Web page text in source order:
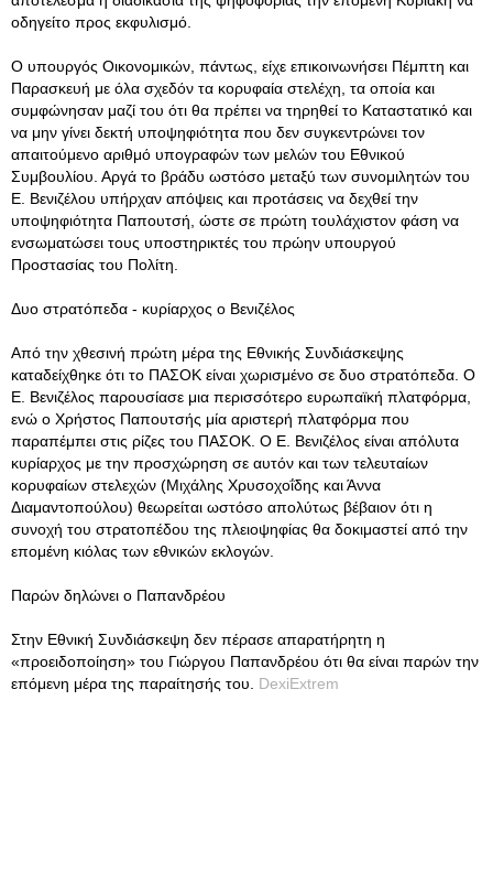
οδηγείτο προς εκφυλισμό.
Ο υπουργός Οικονομικών, πάντως, είχε επικοινωνήσει Πέμπτη και
Παρασκευή με όλα σχεδόν τα κορυφαία στελέχη, τα οποία και
συμφώνησαν μαζί του ότι θα πρέπει να τηρηθεί το Καταστατικό και
να μην γίνει δεκτή υποψηφιότητα που δεν συγκεντρώνει τον
απαιτούμενο αριθμό υπογραφών των μελών του Εθνικού
Συμβουλίου. Αργά το βράδυ ωστόσο μεταξύ των συνομιλητών του
Ε. Βενιζέλου υπήρχαν απόψεις και προτάσεις να δεχθεί την
υποψηφιότητα Παπουτσή, ώστε σε πρώτη τουλάχιστον φάση να
ενσωματώσει τους υποστηρικτές του πρώην υπουργού
Προστασίας του Πολίτη.
Δυο στρατόπεδα - κυρίαρχος ο Βενιζέλος
Από την χθεσινή πρώτη μέρα της Εθνικής Συνδιάσκεψης
καταδείχθηκε ότι το ΠΑΣΟΚ είναι χωρισμένο σε δυο στρατόπεδα. Ο
Ε. Βενιζέλος παρουσίασε μια περισσότερο ευρωπαϊκή πλατφόρμα,
ενώ ο Χρήστος Παπουτσής μία αριστερή πλατφόρμα που
παραπέμπει στις ρίζες του ΠΑΣΟΚ. Ο Ε. Βενιζέλος είναι απόλυτα
κυρίαρχος με την προσχώρηση σε αυτόν και των τελευταίων
κορυφαίων στελεχών (Μιχάλης Χρυσοχοΐδης και Άννα
Διαμαντοπούλου) θεωρείται ωστόσο απολύτως βέβαιον ότι η
συνοχή του στρατοπέδου της πλειοψηφίας θα δοκιμαστεί από την
επομένη κιόλας των εθνικών εκλογών.
Παρών δηλώνει ο Παπανδρέου
Στην Εθνική Συνδιάσκεψη δεν πέρασε απαρατήρητη η
«προειδοποίηση» του Γιώργου Παπανδρέου ότι θα είναι παρών την
επόμενη μέρα της παραίτησής του. DexiExtrem